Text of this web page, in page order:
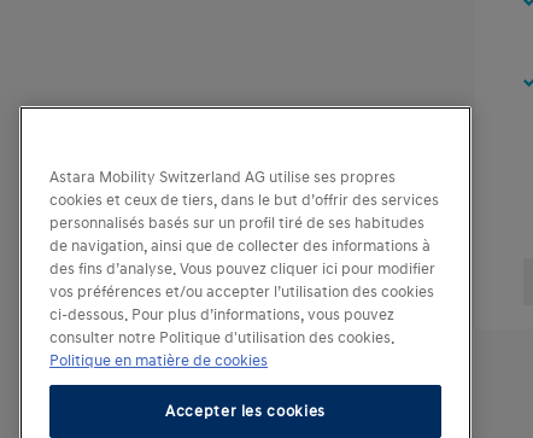
Astara Mobility Switzerland AG utilise ses propres
cookies et ceux de tiers, dans le but d’offrir des services
personnalisés basés sur un profil tiré de ses habitudes
de navigation, ainsi que de collecter des informations à
des fins d’analyse. Vous pouvez cliquer ici pour modifier
vos préférences et/ou accepter l’utilisation des cookies
ci-dessous. Pour plus d’informations, vous pouvez
consulter notre Politique d'utilisation des cookies.
Politique en matière de cookies
Accepter les cookies